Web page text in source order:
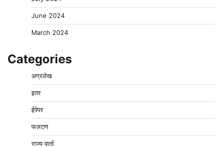
June 2024
March 2024
Categories
अग्रलेख
इतर
ईपेपर
फलटण
राज्य वार्ता